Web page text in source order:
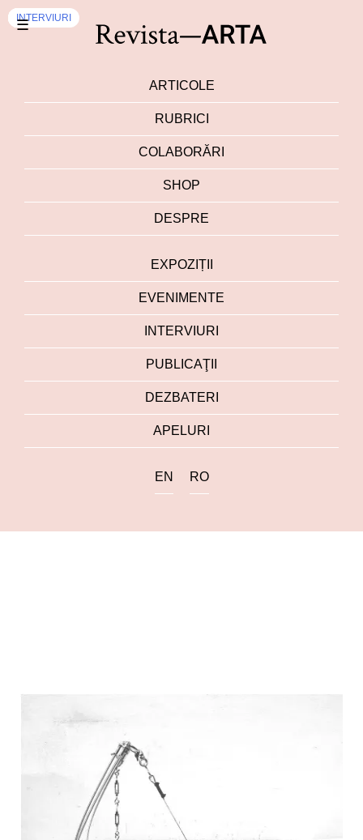
☰
ARTICOLE
RUBRICI
COLABORĂRI
SHOP
DESPRE
EXPOZIȚII
EVENIMENTE
INTERVIURI
PUBLICAŢII
DEZBATERI
APELURI
EN RO
EXPOZIȚII
EXPOZIȚII
EXPOZIȚII
DEZBATERI
EXPOZIȚII
INTERVIURI